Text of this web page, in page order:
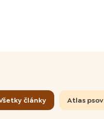
články Atlas psov